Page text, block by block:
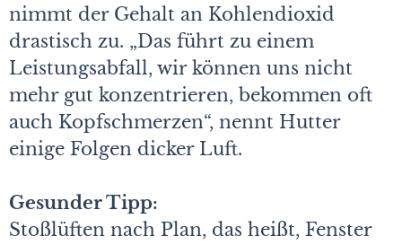
nimmt der Gehalt an Kohlendioxid
drastisch zu. „Das führt zu einem
Leistungsabfall, wir können uns nicht
mehr gut konzentrieren, bekommen oft
auch Kopfschmerzen“, nennt Hutter
einige Folgen dicker Luft.
Gesunder Tipp:
Stoßlüften nach Plan, das heißt, Fenster